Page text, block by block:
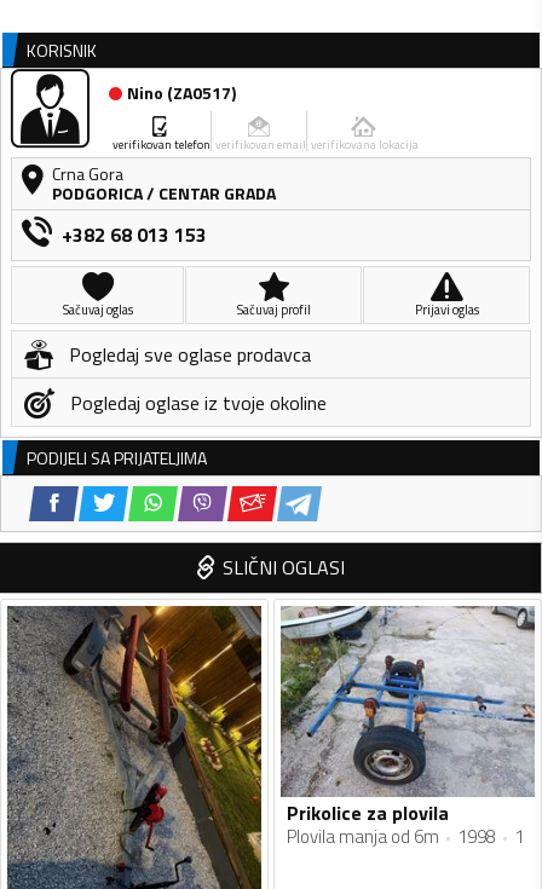
KORISNIK
Nino (ZA0517)
verifikovan telefon verifikovan email verifikovana lokacija
Crna Gora
PODGORICA/ CENTAR GRADA
+382 68 013 153
Sačuvaj oglas Sačuvaj profil Prijavi oglas
Pogledaj sve oglase prodavca
Pogledaj oglase iz tvoje okoline
PODIJELI SA PRIJATELJIMA
SLIČNI OGLASI
Prikolice za plovila
Plovila manja od 6m 1998 1